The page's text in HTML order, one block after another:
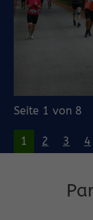
Seite 1 von 8
1 2 3 4